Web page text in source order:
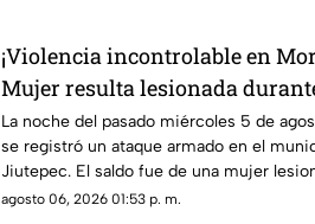
¡Violencia incontrolable en
Mujer resulta lesionada
armado en Jiutepec
La noche del pasado miércoles 5 de
se registró un ataque armado en el
Jiutepec. El saldo fue de una mujer
agosto 06, 2026 01:53 p. m.